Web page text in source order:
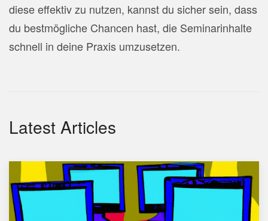
diese effektiv zu nutzen, kannst du sicher sein, dass
du bestmögliche Chancen hast, die Seminarinhalte
schnell in deine Praxis umzusetzen.
Latest Articles